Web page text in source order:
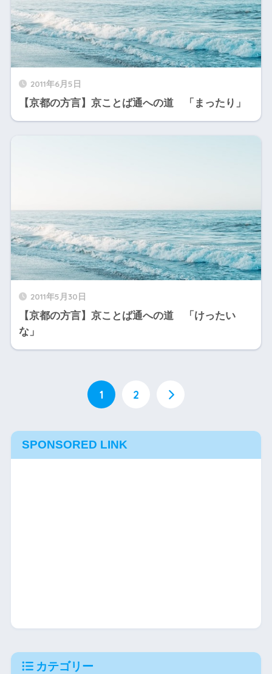
2011年6月5日
【京都の方言】京ことば通への道 「まったり」
2011年5月30日
【京都の方言】京ことば通への道 「けったい
な」
1 2
SPONSORED LINK
カテゴリー